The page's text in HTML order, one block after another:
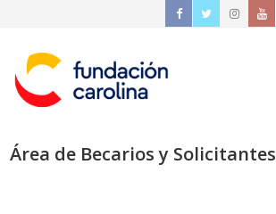
Área de Becarios y Solicitantes